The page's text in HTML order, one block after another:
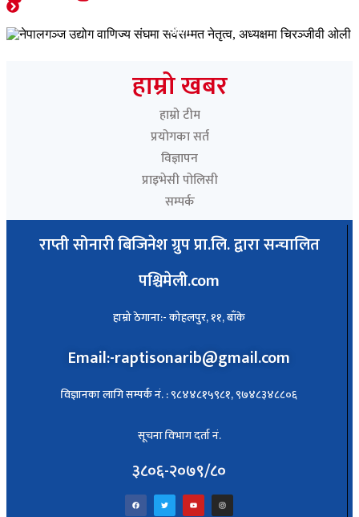
ओली
हाम्रो खबर
हाम्रो टीम
प्रयोगका सर्त
विज्ञापन
प्राइभेसी पोलिसी
सम्पर्क
राप्ती सोनारी बिजिनेश ग्रुप प्रा.लि. द्वारा सन्चालित
पश्चिमेली.com
हाम्रो ठेगाना:- कोहलपुर, ११, बाँके
Email:-raptisonarib@gmail.com
विज्ञानका लागि सम्पर्क नं. : ९८४४८१५९८१, ९७४८३४८८०६
सूचना विभाग दर्ता नं.
३८०६-२०७९/८०